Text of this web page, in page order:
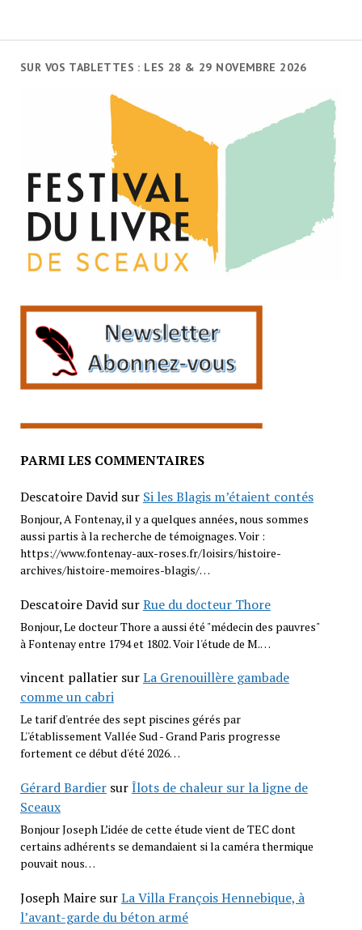
SUR VOS TABLETTES : LES 28 & 29 NOVEMBRE 2026
PARMI LES COMMENTAIRES
Descatoire Davidsur Si les Blagis m’étaient contés
Bonjour, A Fontenay, il y a quelques années, nous sommes
aussi partis à la recherche de témoignages. Voir :
https://www.fontenay-aux-roses.fr/loisirs/histoire-
archives/histoire-memoires-blagis/…
Descatoire DavidsurRue du docteur Thore
Bonjour, Le docteur Thore a aussi été "médecin des pauvres"
à Fontenay entre 1794 et 1802. Voir l'étude de M.…
vincent pallatiersurLa Grenouillère gambade
comme un cabri
Le tarif d'entrée des sept piscines gérés par
L''établissement Vallée Sud - Grand Paris progresse
fortement ce début d'été 2026…
Gérard BardiersurÎlots de chaleur sur la ligne de
Sceaux
Bonjour Joseph L’idée de cette étude vient de TEC dont
certains adhérents se demandaient si la caméra thermique
pouvait nous…
Joseph MairesurLa Villa François Hennebique, à
l’avant-garde du béton armé